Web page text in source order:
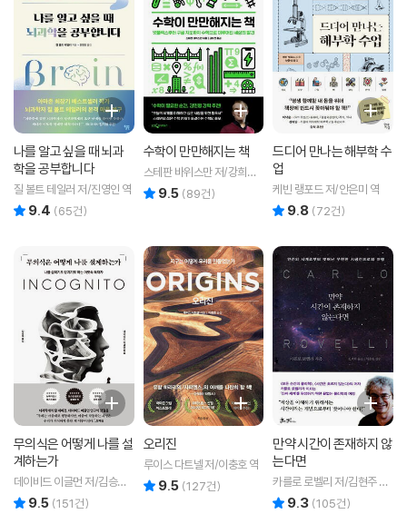
나를 알고 싶을 때 뇌과
학을 공부합니다
질 볼트 테일러 저/진영인 역
9.4 (65건)
수학이 만만해지는 책
스테판 바위스만 저/강희진
역 9.5 (89건)
드디어 만나는 해부학 수
업
케빈 랭포드 저/안은미 역
9.8 (72건)
무의식은 어떻게 나를 설
계하는가
데이비드 이글먼 저/김승욱
역 9.5 (151건)
오리진
루이스 다트넬 저/이충호 역
9.5 (127건)
만약 시간이 존재하지 않
는다면
카를로 로벨리 저/김현주 역/
이중원 감수
9.3 (105건)